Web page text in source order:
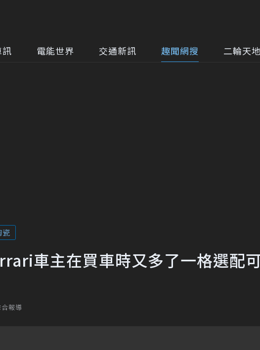
電能世界 交通新訊 趣聞網搜 二輪天地
瓷
車主在買車時又多了一格選配
報導